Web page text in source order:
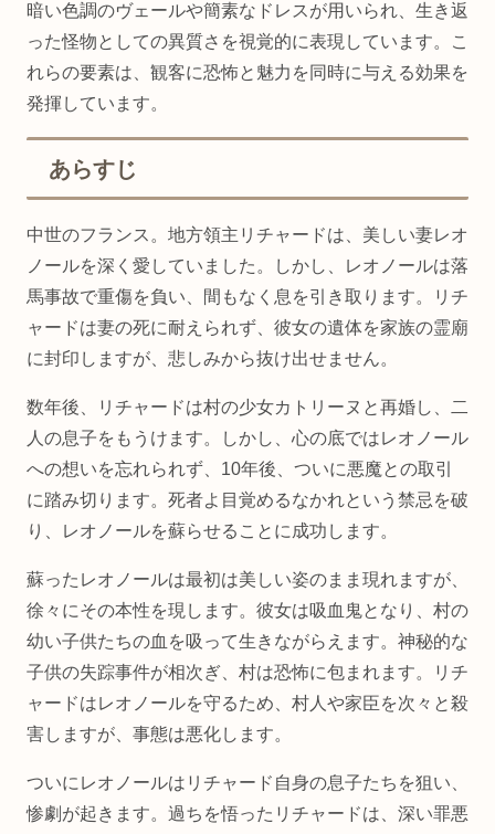
暗い色調のヴェールや簡素なドレスが用いられ、生き返
った怪物としての異質さを視覚的に表現しています。こ
れらの要素は、観客に恐怖と魅力を同時に与える効果を
発揮しています。
あらすじ
中世のフランス。地方領主リチャードは、美しい妻レオ
ノールを深く愛していました。しかし、レオノールは落
馬事故で重傷を負い、間もなく息を引き取ります。リチ
ャードは妻の死に耐えられず、彼女の遺体を家族の霊廟
に封印しますが、悲しみから抜け出せません。
数年後、リチャードは村の少女カトリーヌと再婚し、二
人の息子をもうけます。しかし、心の底ではレオノール
への想いを忘れられず、10年後、ついに悪魔との取引
に踏み切ります。死者よ目覚めるなかれという禁忌を破
り、レオノールを蘇らせることに成功します。
蘇ったレオノールは最初は美しい姿のまま現れますが、
徐々にその本性を現します。彼女は吸血鬼となり、村の
幼い子供たちの血を吸って生きながらえます。神秘的な
子供の失踪事件が相次ぎ、村は恐怖に包まれます。リチ
ャードはレオノールを守るため、村人や家臣を次々と殺
害しますが、事態は悪化します。
ついにレオノールはリチャード自身の息子たちを狙い、
惨劇が起きます。過ちを悟ったリチャードは、深い罪悪